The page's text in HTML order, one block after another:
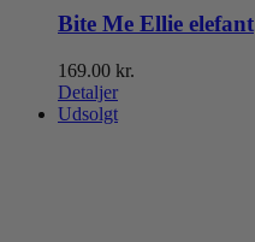
Bite Me Ellie elefant
169.00 kr.
Detaljer
Udsolgt